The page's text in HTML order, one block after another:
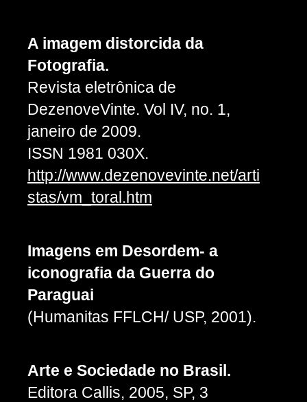
A imagem distorcida da
Fotografia.
Revista eletrônica de
DezenoveVinte. Vol IV, no. 1,
janeiro de 2009.
ISSN 1981 030X.
http://www.dezenovevinte.net/arti
stas/vm_toral.htm
Imagens em Desordem- a
iconografia da Guerra do
Paraguai
(Humanitas FFLCH/ USP, 2001).
Arte e Sociedade no Brasil.
Editora Callis, 2005, SP, 3